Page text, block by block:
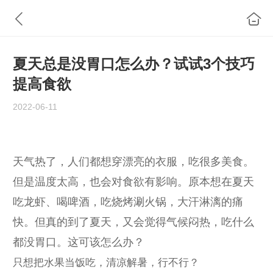
夏天总是没胃口怎么办？试试3个技巧
提高食欲
2022-06-11
天气热了，人们都想穿漂亮的衣服，吃很多美食。
但是温度太高，也会对食欲有影响。原本想在夏天
吃龙虾、喝啤酒，吃烧烤涮火锅，大汗淋漓的痛
快。但真的到了夏天，又会觉得气候闷热，吃什么
都没胃口。这可该怎么办？
只想把水果当饭吃，清凉解暑，行不行？